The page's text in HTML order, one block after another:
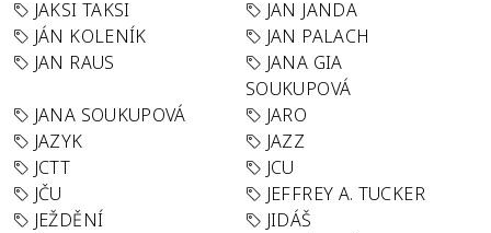
JAKSI TAKSI
JAN JANDA
JÁN KOLENÍK
JAN PALACH
JAN RAUS
JANA GIA
SOUKUPOVÁ
JANA SOUKUPOVÁ
JARO
JAZYK
JAZZ
JCTT
JCU
JČU
JEFFREY A. TUCKER
JEŽDĚNÍ
JIDÁŠ